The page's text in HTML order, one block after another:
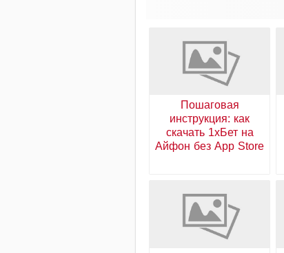
Пошаговая
инструкция: как
скачать 1хБет на
Айфон без App Store